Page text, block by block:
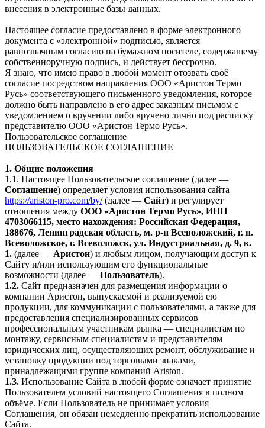
внесения в электронные базы данных.
Настоящее согласие предоставлено в форме электронного
документа с «электронной» подписью, является
равнозначным согласию на бумажном носителе, содержащему
собственноручную подпись, и действует бессрочно.
Я знаю, что имею право в любой момент отозвать своё
согласие посредством направления ООО «Аристон Термо
Русь» соответствующего письменного уведомления, которое
должно быть направлено в его адрес заказным письмом с
уведомлением о вручении либо вручено лично под расписку
представителю ООО «Аристон Термо Русь».
Пользовательское соглашение
ПОЛЬЗОВАТЕЛЬСКОЕ СОГЛАШЕНИЕ
1. Общие положения
1.1. Настоящее Пользовательское соглашение (далее —
Соглашение) определяет условия использования сайта
https://ariston-pro.com/by/(далее — Сайт) и регулирует
отношения между ООО «Аристон Термо Русь», ИНН
4703066115, место нахождения: Российская Федерация,
188676, Ленинградская область, м. р-н Всеволожский, г. п.
Всеволожское, г. Всеволожск, ул. Индустриальная, д. 9, к.
1. (далее — Аристон) и любым лицом, получающим доступ к
Сайту и/или использующим его функциональные
возможности (далее — Пользователь).
1.2. Сайт предназначен для размещения информации о
компании Аристон, выпускаемой и реализуемой ею
продукции, для коммуникации с пользователями, а также для
предоставления специализированных сервисов
профессиональным участникам рынка — специалистам по
монтажу, сервисным специалистам и представителям
юридических лиц, осуществляющих ремонт, обслуживание и
установку продукции под торговыми знаками,
принадлежащими группе компаний Ariston.
1.3. Использование Сайта в любой форме означает принятие
Пользователем условий настоящего Соглашения в полном
объёме. Если Пользователь не принимает условия
Соглашения, он обязан немедленно прекратить использование
Сайта.